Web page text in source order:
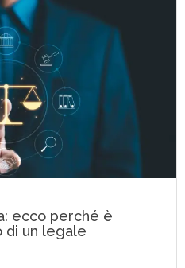
ecco perché è
di un legale